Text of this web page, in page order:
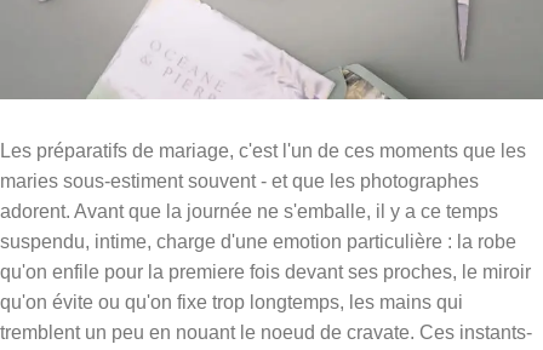
Les préparatifs de mariage, c'est l'un de ces moments que les
maries sous-estiment souvent - et que les photographes
adorent. Avant que la journée ne s'emballe, il y a ce temps
suspendu, intime, charge d'une emotion particulière : la robe
qu'on enfile pour la premiere fois devant ses proches, le miroir
qu'on évite ou qu'on fixe trop longtemps, les mains qui
tremblent un peu en nouant le noeud de cravate. Ces instants-